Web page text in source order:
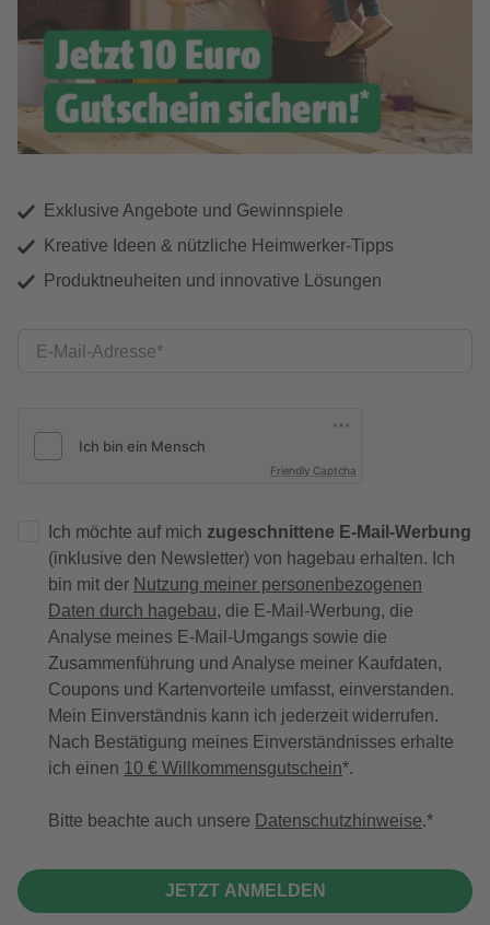
Exklusive Angebote und Gewinnspiele
Kreative Ideen & nützliche Heimwerker-Tipps
Produktneuheiten und innovative Lösungen
E-Mail-Adresse
Friendly Captcha
Ich möchte auf mich zugeschnittene E-Mail-Werbung
(inklusive den Newsletter) von hagebau erhalten. Ich
bin mit der Nutzung meiner personenbezogenen
Daten durch hagebau, die E-Mail-Werbung, die
Analyse meines E-Mail-Umgangs sowie die
Zusammenführung und Analyse meiner Kaufdaten,
Coupons und Kartenvorteile umfasst, einverstanden.
Mein Einverständnis kann ich jederzeit widerrufen.
Nach Bestätigung meines Einverständnisses erhalte
ich einen 10 € Willkommensgutschein*.
Bitte beachte auch unsere Datenschutzhinweise.
JETZT ANMELDEN